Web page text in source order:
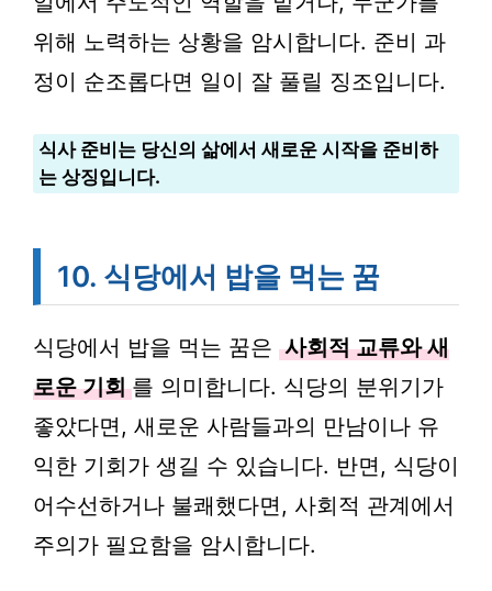
위해 노력하는 상황을 암시합니다. 준비 과
정이 순조롭다면 일이 잘 풀릴 징조입니다.
식사 준비는 당신의 삶에서 새로운 시작을 준비하
는 상징입니다.
10. 식당에서 밥을 먹는 꿈
식당에서 밥을 먹는 꿈은 사회적 교류와 새
로운 기회 를 의미합니다. 식당의 분위기가
좋았다면, 새로운 사람들과의 만남이나 유
익한 기회가 생길 수 있습니다. 반면, 식당이
어수선하거나 불쾌했다면, 사회적 관계에서
주의가 필요함을 암시합니다.